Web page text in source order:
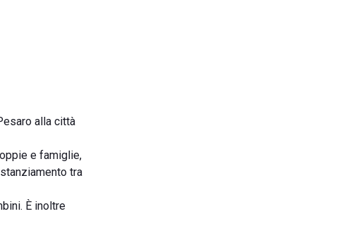
alla città
e famiglie,
tra
È inoltre